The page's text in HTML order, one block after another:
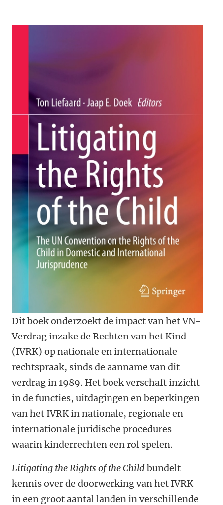
Dit boek onderzoekt de impact van het VN-
Verdrag inzake de Rechten van het Kind
(IVRK) op nationale en internationale
rechtspraak, sinds de aanname van dit
verdrag in 1989. Het boek verschaft inzicht
in de functies, uitdagingen en beperkingen
van het IVRK in nationale, regionale en
internationale juridische procedures
waarin kinderrechten een rol spelen.
Litigating the Rights of the Childbundelt
kennis over de doorwerking van het IVRK
in een groot aantal landen in verschillende